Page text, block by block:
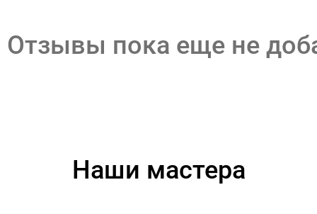
Отзывы пока еще не
Наши мастера